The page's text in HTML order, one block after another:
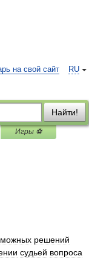
RU
на свой сайт
Найти!
Игры ⚽
решений
судьей вопроса